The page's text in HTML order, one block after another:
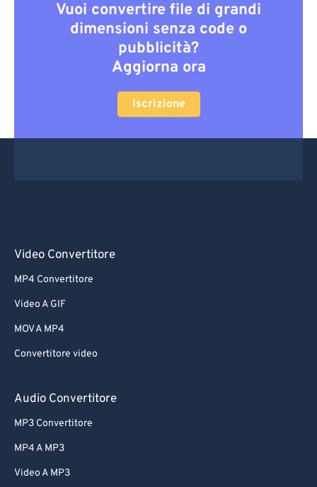
Vuoi convertire file di grandi
dimensioni senza code o
pubblicità?
Aggiorna ora
Iscrizione
Video Convertitore
MP4 Convertitore
Video A GIF
MOV A MP4
Convertitore video
Audio Convertitore
MP3 Convertitore
MP4 A MP3
Video A MP3